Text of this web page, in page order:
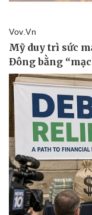
eSports
Hậu trường